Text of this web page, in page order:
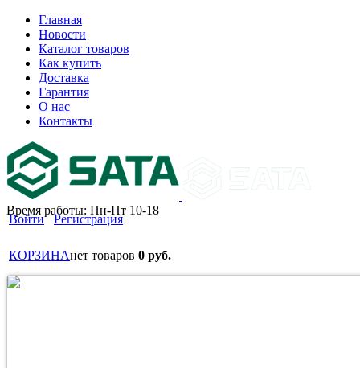
Главная
Новости
Каталог товаров
Как купить
Доставка
Гарантия
О нас
Контакты
Время работы: Пн-Пт 10-18
Войти Регистрация
КОРЗИНАнет товаров 0 руб.